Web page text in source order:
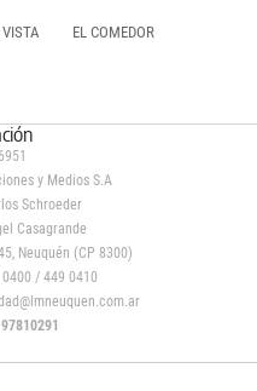
EL COMEDOR
6951
y Medios S.A
Schroeder
Casagrande
Neuquén (CP 8300)
/ 449 0410